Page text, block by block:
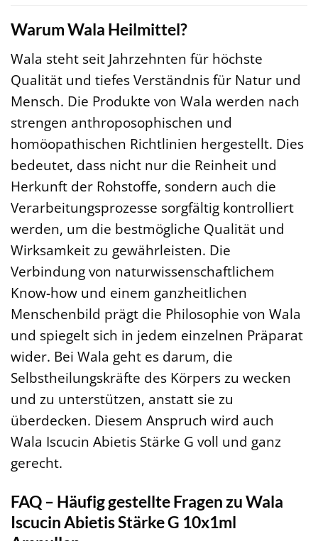
Warum Wala Heilmittel?
Wala steht seit Jahrzehnten für höchste
Qualität und tiefes Verständnis für Natur und
Mensch. Die Produkte von Wala werden nach
strengen anthroposophischen und
homöopathischen Richtlinien hergestellt. Dies
bedeutet, dass nicht nur die Reinheit und
Herkunft der Rohstoffe, sondern auch die
Verarbeitungsprozesse sorgfältig kontrolliert
werden, um die bestmögliche Qualität und
Wirksamkeit zu gewährleisten. Die
Verbindung von naturwissenschaftlichem
Know-how und einem ganzheitlichen
Menschenbild prägt die Philosophie von Wala
und spiegelt sich in jedem einzelnen Präparat
wider. Bei Wala geht es darum, die
Selbstheilungskräfte des Körpers zu wecken
und zu unterstützen, anstatt sie zu
überdecken. Diesem Anspruch wird auch
Wala Iscucin Abietis Stärke G voll und ganz
gerecht.
FAQ – Häufig gestellte Fragen zu Wala
Iscucin Abietis Stärke G 10x1ml